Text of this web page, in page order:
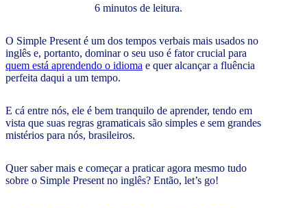
6 minutos de leitura.
O Simple Present é um dos tempos verbais mais usados no
inglês e, portanto, dominar o seu uso é fator crucial para
quem está aprendendo o idioma e quer alcançar a fluência
perfeita daqui a um tempo.
E cá entre nós, ele é bem tranquilo de aprender, tendo em
vista que suas regras gramaticais são simples e sem grandes
mistérios para nós, brasileiros.
Quer saber mais e começar a praticar agora mesmo tudo
sobre o Simple Present no inglês? Então, let’s go!